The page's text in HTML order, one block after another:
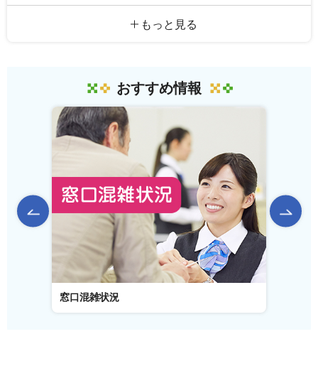
もっと見る
おすすめ情報
前のスライドを表示
窓口混雑状況